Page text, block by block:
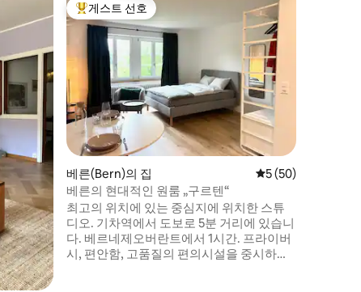
상위 게스트 선호
게스트 선호
베른(Bern)의 집 평점 5점(5점 만점
5 (50)
베른의 현대적인 원룸 „구르텐“
최고의 위치에 있는 중심지에 위치한 스튜
디오. 기차역에서 도보로 5분 거리에 있습니
다. 베르네제오버란트에서 1시간. 프라이버
시, 편안함, 고품질의 편의시설을 중시하는